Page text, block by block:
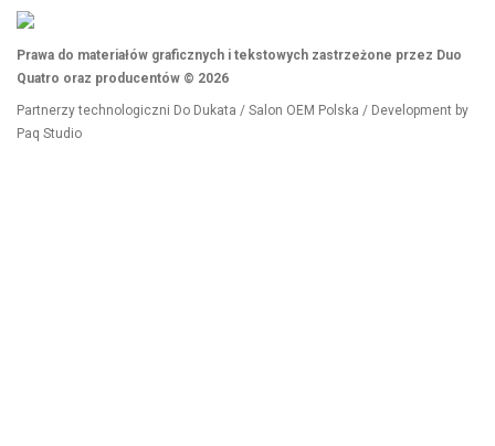
Prawa do materiałów graficznych i tekstowych zastrzeżone przez Duo
Quatro oraz producentów © 2026
Partnerzy technologiczni Do Dukata / Salon OEM Polska / Development by
Paq Studio